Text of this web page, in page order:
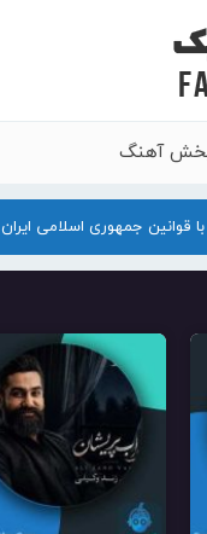
آهنگ
قوانین جمهوری اسلامی